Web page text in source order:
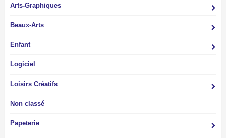
Arts-Graphiques
Beaux-Arts
Enfant
Logiciel
Loisirs Créatifs
Non classé
Papeterie